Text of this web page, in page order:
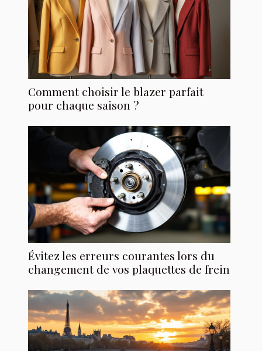
Comment choisir le blazer parfait
pour chaque saison ?
Évitez les erreurs courantes lors du
changement de vos plaquettes de frein